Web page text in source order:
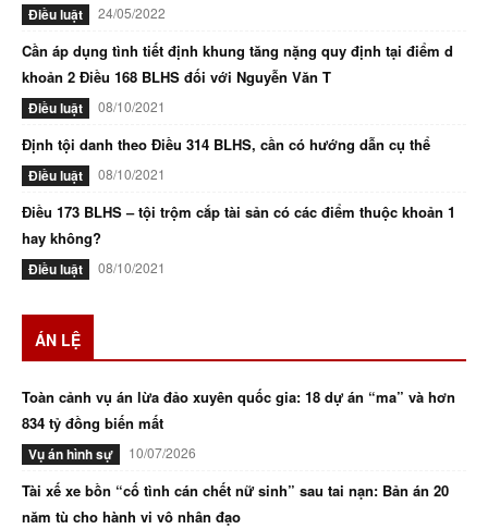
Điều luật 24/05/2022
Cần áp dụng tình tiết định khung tăng nặng quy định tại điểm d
khoản 2 Điều 168 BLHS đối với Nguyễn Văn T
Điều luật 08/10/2021
Định tội danh theo Điều 314 BLHS, cần có hướng dẫn cụ thể
Điều luật 08/10/2021
Điều 173 BLHS – tội trộm cắp tài sản có các điểm thuộc khoản 1
hay không?
Điều luật 08/10/2021
ÁN LỆ
Toàn cảnh vụ án lừa đảo xuyên quốc gia: 18 dự án “ma” và hơn
834 tỷ đồng biến mất
Vụ án hình sự 10/07/2026
Tài xế xe bồn “cố tình cán chết nữ sinh” sau tai nạn: Bản án 20
năm tù cho hành vi vô nhân đạo